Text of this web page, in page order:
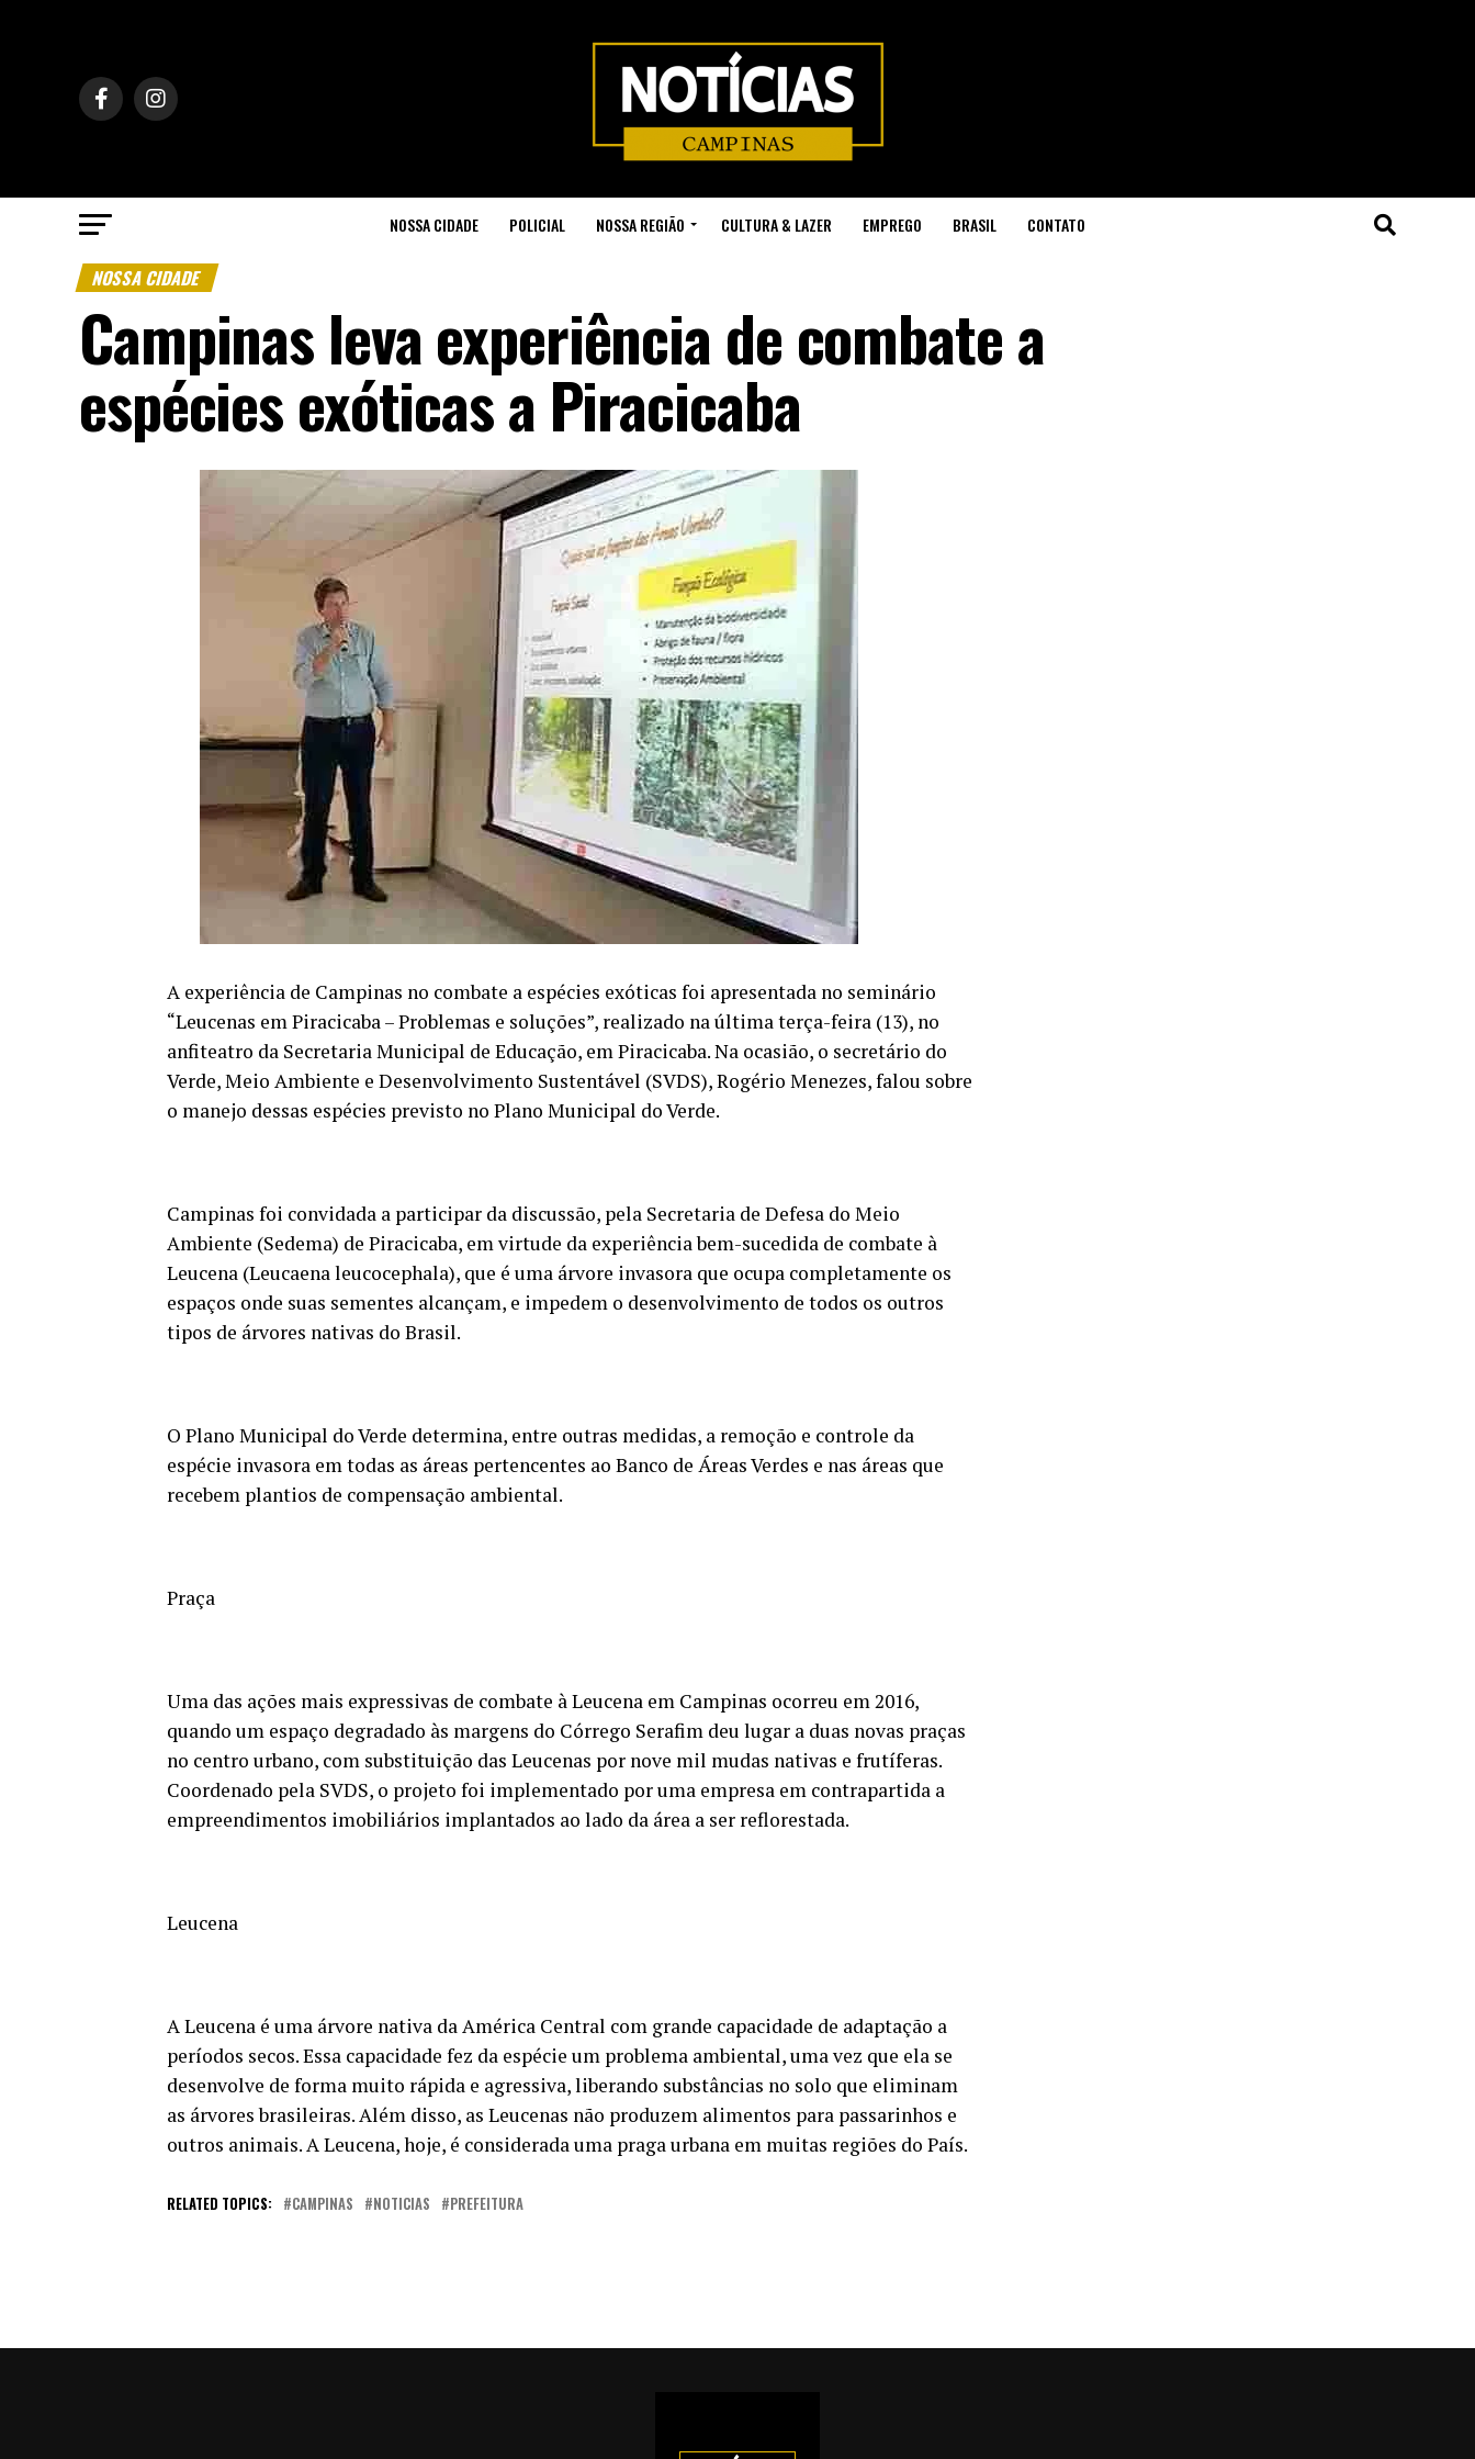
NOSSA CIDADE POLICIAL NOSSA REGIÃO CULTURA & LAZER EMPREGO BRASIL CONTATO
NOSSA CIDADE
Campinas leva experiência de combate a
espécies exóticas a Piracicaba
A experiência de Campinas no combate a espécies exóticas foi apresentada no seminário
“Leucenas em Piracicaba – Problemas e soluções”, realizado na última terça-feira (13), no
anfiteatro da Secretaria Municipal de Educação, em Piracicaba. Na ocasião, o secretário do
Verde, Meio Ambiente e Desenvolvimento Sustentável (SVDS), Rogério Menezes, falou sobre
o manejo dessas espécies previsto no Plano Municipal do Verde.
Campinas foi convidada a participar da discussão, pela Secretaria de Defesa do Meio
Ambiente (Sedema) de Piracicaba, em virtude da experiência bem-sucedida de combate à
Leucena (Leucaena leucocephala), que é uma árvore invasora que ocupa completamente os
espaços onde suas sementes alcançam, e impedem o desenvolvimento de todos os outros
tipos de árvores nativas do Brasil.
O Plano Municipal do Verde determina, entre outras medidas, a remoção e controle da
espécie invasora em todas as áreas pertencentes ao Banco de Áreas Verdes e nas áreas que
recebem plantios de compensação ambiental.
Praça
Uma das ações mais expressivas de combate à Leucena em Campinas ocorreu em 2016,
quando um espaço degradado às margens do Córrego Serafim deu lugar a duas novas praças
no centro urbano, com substituição das Leucenas por nove mil mudas nativas e frutíferas.
Coordenado pela SVDS, o projeto foi implementado por uma empresa em contrapartida a
empreendimentos imobiliários implantados ao lado da área a ser reflorestada.
Leucena
A Leucena é uma árvore nativa da América Central com grande capacidade de adaptação a
períodos secos. Essa capacidade fez da espécie um problema ambiental, uma vez que ela se
desenvolve de forma muito rápida e agressiva, liberando substâncias no solo que eliminam
as árvores brasileiras. Além disso, as Leucenas não produzem alimentos para passarinhos e
outros animais. A Leucena, hoje, é considerada uma praga urbana em muitas regiões do País.
RELATED TOPICS: CAMPINAS NOTICIAS PREFEITURA